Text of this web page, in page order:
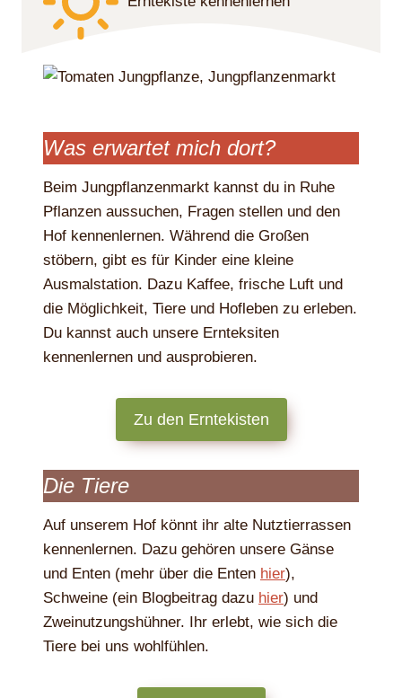
Was erwartet mich dort?
Beim Jungpflanzenmarkt kannst du in Ruhe
Pflanzen aussuchen, Fragen stellen und den
Hof kennenlernen. Während die Großen
stöbern, gibt es für Kinder eine kleine
Ausmalstation. Dazu Kaffee, frische Luft und
die Möglichkeit, Tiere und Hofleben zu erleben.
Du kannst auch unsere Ernteksiten
kennenlernen und ausprobieren.
Zu den Erntekisten
Die Tiere
Auf unserem Hof könnt ihr alte Nutztierrassen
kennenlernen. Dazu gehören unsere Gänse
und Enten (mehr über die Enten hier),
Schweine (ein Blogbeitrag dazu hier) und
Zweinutzungshühner. Ihr erlebt, wie sich die
Tiere bei uns wohlfühlen.